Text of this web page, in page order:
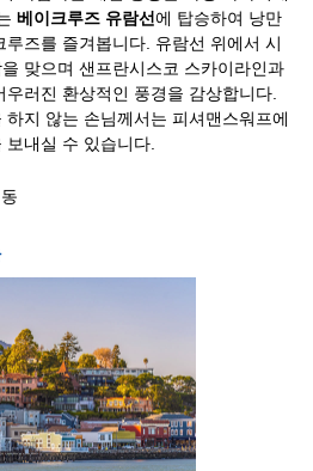
베이크루즈 유람선에 탑승하여 낭만
루즈를 즐겨봅니다. 유람선 위에서 시
맞으며 샌프란시스코 스카이라인과
우러진 환상적인 풍경을 감상합니다.
지 않는 손님께서는 피셔맨스워프에
내실 수 있습니다.